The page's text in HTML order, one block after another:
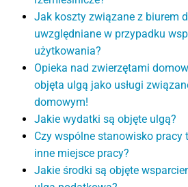
Jak koszty związane z biurem
uwzględniane w przypadku
użytkowania?
Opieka nad zwierzętami
objęta ulgą jako usługi
domowym!
Jakie wydatki są objęte ulgą?
Czy wspólne stanowisko pracy
inne miejsce pracy?
Jakie środki są objęte